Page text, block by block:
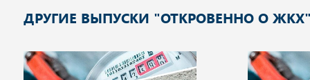
ДРУГИЕ ВЫПУСКИ "ОТКРОВЕННО О